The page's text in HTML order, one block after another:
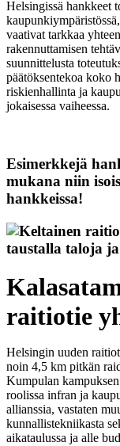
Helsingissä hankkeet
vaativat tarkkaa
rakennuttamisen
suunnittelusta
päätöksentekoa koko
riskienhallinta ja
jokaisessa vaiheessa.
Esimerkkejä
mukana niin
hankkeissa!
raitiotie
Helsingin uuden
noin 4,5 km pitkän
Kumpulan
roolissa infran ja
allianssia, vastaten
kunnallistekniikasta
aikataulussa ja alle